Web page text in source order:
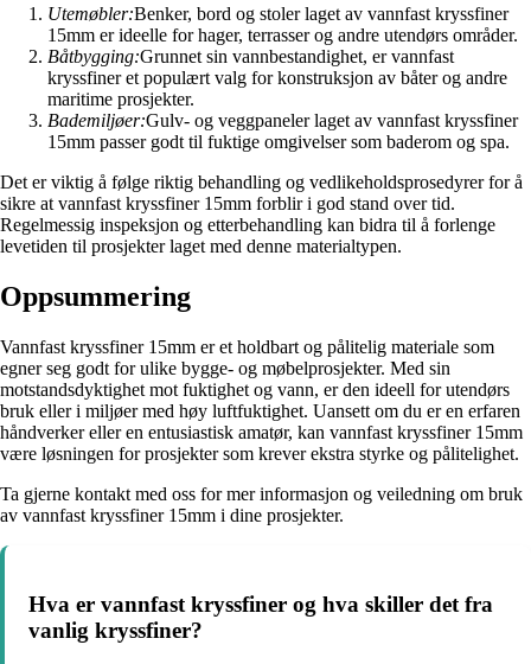
Utemøbler:Benker, bord og stoler laget av vannfast kryssfiner
15mm er ideelle for hager, terrasser og andre utendørs områder.
Båtbygging:Grunnet sin vannbestandighet, er vannfast
kryssfiner et populært valg for konstruksjon av båter og andre
maritime prosjekter.
Bademiljøer:Gulv- og veggpaneler laget av vannfast kryssfiner
15mm passer godt til fuktige omgivelser som baderom og spa.
Det er viktig å følge riktig behandling og vedlikeholdsprosedyrer for å
sikre at vannfast kryssfiner 15mm forblir i god stand over tid.
Regelmessig inspeksjon og etterbehandling kan bidra til å forlenge
levetiden til prosjekter laget med denne materialtypen.
Oppsummering
Vannfast kryssfiner 15mm er et holdbart og pålitelig materiale som
egner seg godt for ulike bygge- og møbelprosjekter. Med sin
motstandsdyktighet mot fuktighet og vann, er den ideell for utendørs
bruk eller i miljøer med høy luftfuktighet. Uansett om du er en erfaren
håndverker eller en entusiastisk amatør, kan vannfast kryssfiner 15mm
være løsningen for prosjekter som krever ekstra styrke og pålitelighet.
Ta gjerne kontakt med oss for mer informasjon og veiledning om bruk
av vannfast kryssfiner 15mm i dine prosjekter.
Hva er vannfast kryssfiner og hva skiller det fra
vanlig kryssfiner?